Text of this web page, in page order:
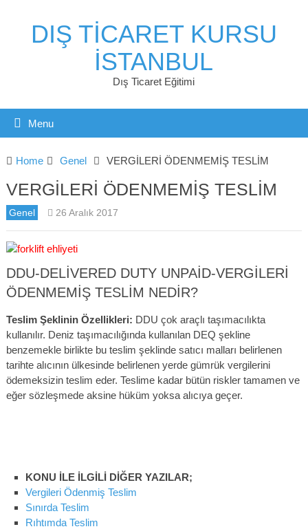
DIŞ TICARET KURSU
İSTANBUL
Dış Ticaret Eğitimi
Menu
Home Genel VERGİLERİ ÖDENMEMİŞ TESLİM
VERGİLERİ ÖDENMEMİŞ TESLİM
Genel 26 Aralık 2017
DDU-DELIVERED DUTY UNPAID-VERGILERI
ÖDENMEMIŞ TESLIM NEDIR?
Teslim Şeklinin Özellikleri: DDU çok araçlı taşımacılıkta
kullanılır. Deniz taşımacılığında kullanılan DEQ şekline
benzemekle birlikte bu teslim şeklinde satıcı malları belirlenen
tarihte alıcının ülkesinde belirlenen yerde gümrük vergilerini
ödemeksizin teslim eder. Teslime kadar bütün riskler tamamen ve
eğer sözleşmede aksine hüküm yoksa alıcıya geçer.
KONU İLE İLGİLİ DİĞER YAZILAR;
Vergileri Ödenmiş Teslim
Sınırda Teslim
Rıhtımda Teslim